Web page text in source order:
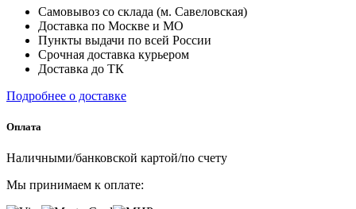
Самовывоз со склада (м. Савеловская)
Доставка по Москве и МО
Пункты выдачи по всей России
Срочная доставка курьером
Доставка до ТК
Подробнее о доставке
Оплата
Наличными/банковской картой/по счету
Мы принимаем к оплате: